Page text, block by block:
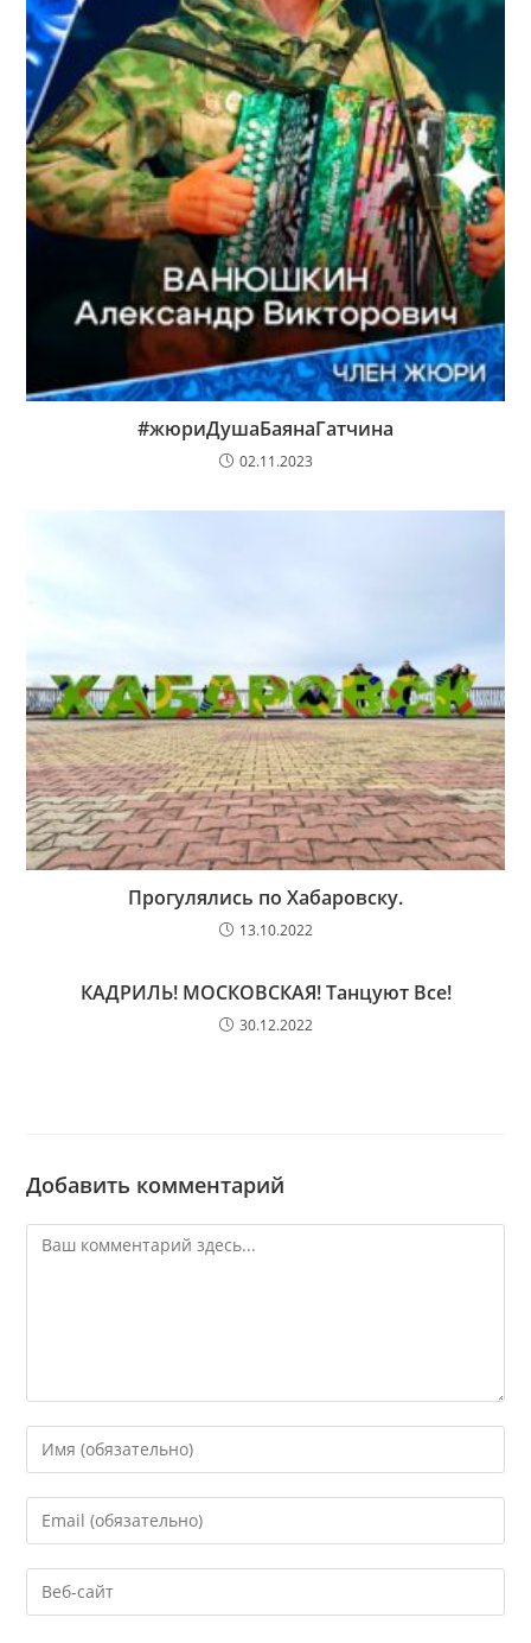
#жюриДушаБаянаГатчина
02.11.2023
Прогулялись по Хабаровску.
13.10.2022
КАДРИЛЬ! МОСКОВСКАЯ! Танцуют Все!
30.12.2022
Добавить комментарий